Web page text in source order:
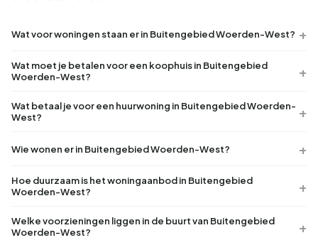
Wat voor woningen staan er in Buitengebied Woerden-West?
Wat moet je betalen voor een koophuis in Buitengebied
Woerden-West?
Wat betaal je voor een huurwoning in Buitengebied Woerden-
West?
Wie wonen er in Buitengebied Woerden-West?
Hoe duurzaam is het woningaanbod in Buitengebied
Woerden-West?
Welke voorzieningen liggen in de buurt van Buitengebied
Woerden-West?